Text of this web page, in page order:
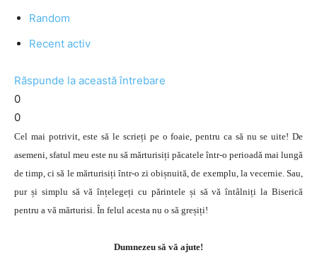
Random
Recent activ
Răspunde la această întrebare
0
0
Cel mai potrivit, este să le scrieți pe o foaie, pentru ca să nu se uite! De
asemeni, sfatul meu este nu să mărturisiți păcatele într-o perioadă mai lungă
de timp, ci să le mărturisiți într-o zi obișnuită, de exemplu, la vecernie. Sau,
pur și simplu să vă înțelegeți cu părintele și să vă întâlniți la Biserică
pentru a vă mărturisi. În felul acesta nu o să greșiți!
Dumnezeu să vă ajute!